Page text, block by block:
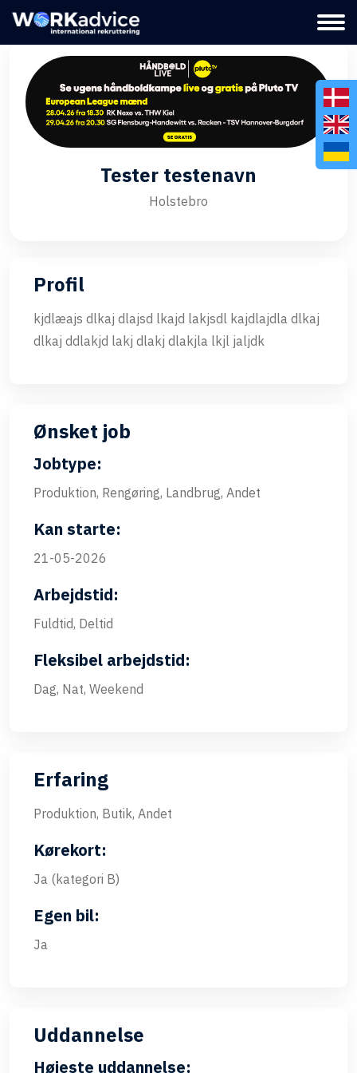
Tester testenavn
Holstebro
Profil
kjdlæajs dlkaj dlajsd lkajd lakjsdl kajdlajdla dlkaj
dlkaj ddlakjd lakj dlakj dlakjla lkjl jaljdk
Ønsket job
Jobtype:
Produktion, Rengøring, Landbrug, Andet
Kan starte:
21-05-2026
Arbejdstid:
Fuldtid, Deltid
Fleksibel arbejdstid:
Dag, Nat, Weekend
Erfaring
Produktion, Butik, Andet
Kørekort:
Ja (kategori B)
Egen bil:
Ja
Uddannelse
Højeste uddannelse: